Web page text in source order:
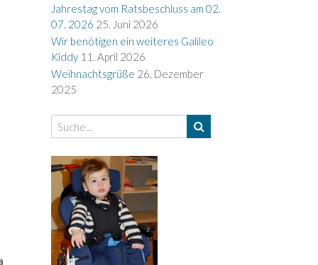
Jahrestag vom Ratsbeschluss am 02.
07. 2026 25. Juni 2026
Wir benötigen ein weiteres Galileo
Kiddy 11. April 2026
Weihnachtsgrüße 26. Dezember
2025